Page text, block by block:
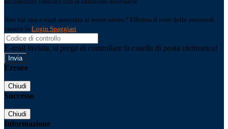
Non hai una e-mail associata al nome utente? Effettua il reset della password
tramite la Login Spaggiari
E-mail inviata, si prega di controllare la casella di posta elettronica!
Errore
Chiudi
Successo
Chiudi
Informazione